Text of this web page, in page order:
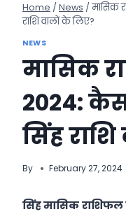
Home / News / मासिक
राशि वालों के लिए?
NEWS
मासिक
2024:
सिंह
By February 27, 2024
सिंह मासिक राशिफल